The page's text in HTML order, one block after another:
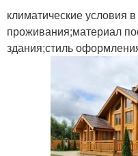
климатические условия
проживания;материал
здания;стиль